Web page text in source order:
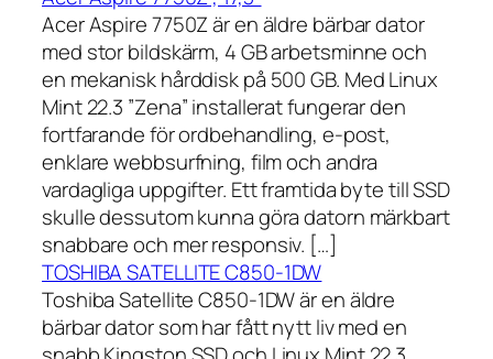
Acer Aspire 7750Z är en äldre bärbar dator
med stor bildskärm, 4 GB arbetsminne och
en mekanisk hårddisk på 500 GB. Med Linux
Mint 22.3 ”Zena” installerat fungerar den
fortfarande för ordbehandling, e-post,
enklare webbsurfning, film och andra
vardagliga uppgifter. Ett framtida byte till SSD
skulle dessutom kunna göra datorn märkbart
snabbare och mer responsiv. […]
TOSHIBA SATELLITE C850-1DW
Toshiba Satellite C850-1DW är en äldre
bärbar dator som har fått nytt liv med en